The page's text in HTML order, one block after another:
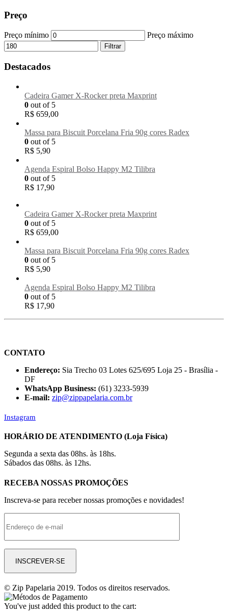
Preço
Preço mínimo Preço máximo
Filtrar
Destacados
Cadeira Gamer X-Rocker preta Maxprint
0 out of 5
R$ 659,00
Massa para Biscuit Porcelana Fria 90g cores Radex
0 out of 5
R$ 5,90
Agenda Espiral Bolso Happy M2 Tilibra
0 out of 5
R$ 17,90
Cadeira Gamer X-Rocker preta Maxprint
0 out of 5
R$ 659,00
Massa para Biscuit Porcelana Fria 90g cores Radex
0 out of 5
R$ 5,90
Agenda Espiral Bolso Happy M2 Tilibra
0 out of 5
R$ 17,90
CONTATO
Endereço: Sia Trecho 03 Lotes 625/695 Loja 25 - Brasília -
DF
WhatsApp Business: (61) 3233-5939
E-mail: zip@zippapelaria.com.br
Instagram
HORÁRIO DE ATENDIMENTO (Loja Física)
Segunda a sexta das 08hs. às 18hs.
Sábados das 08hs. às 12hs.
RECEBA NOSSAS PROMOÇÕES
Inscreva-se para receber nossas promoções e novidades!
© Zip Papelaria 2019. Todos os direitos reservados.
You've just added this product to the cart: